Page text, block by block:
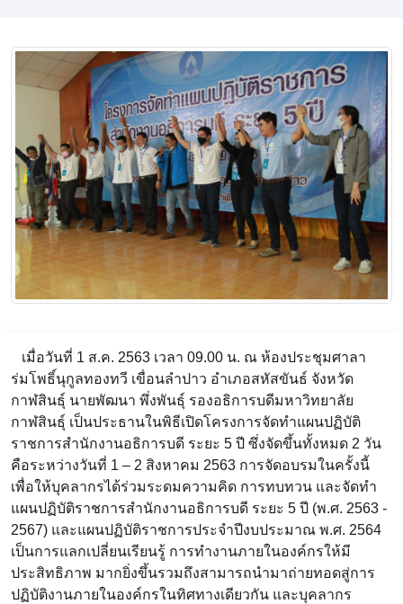
เมื่อวันที่ 1 ส.ค. 2563 เวลา 09.00 น. ณ ห้องประชุมศาลา
ร่มโพธิ์นุกูลทองทวี เขื่อนลำปาว อำเภอสหัสขันธ์ จังหวัด
กาฬสินธุ์ นายพัฒนา พึ่งพันธุ์ รองอธิการบดีมหาวิทยาลัย
กาฬสินธุ์ เป็นประธานในพิธีเปิดโครงการจัดทำแผนปฏิบัติ
ราชการสำนักงานอธิการบดี ระยะ 5 ปี ซึ่งจัดขึ้นทั้งหมด 2 วัน
คือระหว่างวันที่ 1 – 2 สิงหาคม 2563 การจัดอบรมในครั้งนี้
เพื่อให้บุคลากรได้ร่วมระดมความคิด การทบทวน และจัดทำ
แผนปฏิบัติราชการสำนักงานอธิการบดี ระยะ 5 ปี (พ.ศ. 2563 -
2567) และแผนปฏิบัติราชการประจำปีงบประมาณ พ.ศ. 2564
เป็นการแลกเปลี่ยนเรียนรู้ การทำงานภายในองค์กรให้มี
ประสิทธิภาพ มากยิ่งขึ้นรวมถึงสามารถนำมาถ่ายทอดสู่การ
ปฏิบัติงานภายในองค์กรในทิศทางเดียวกัน และบุคลากร